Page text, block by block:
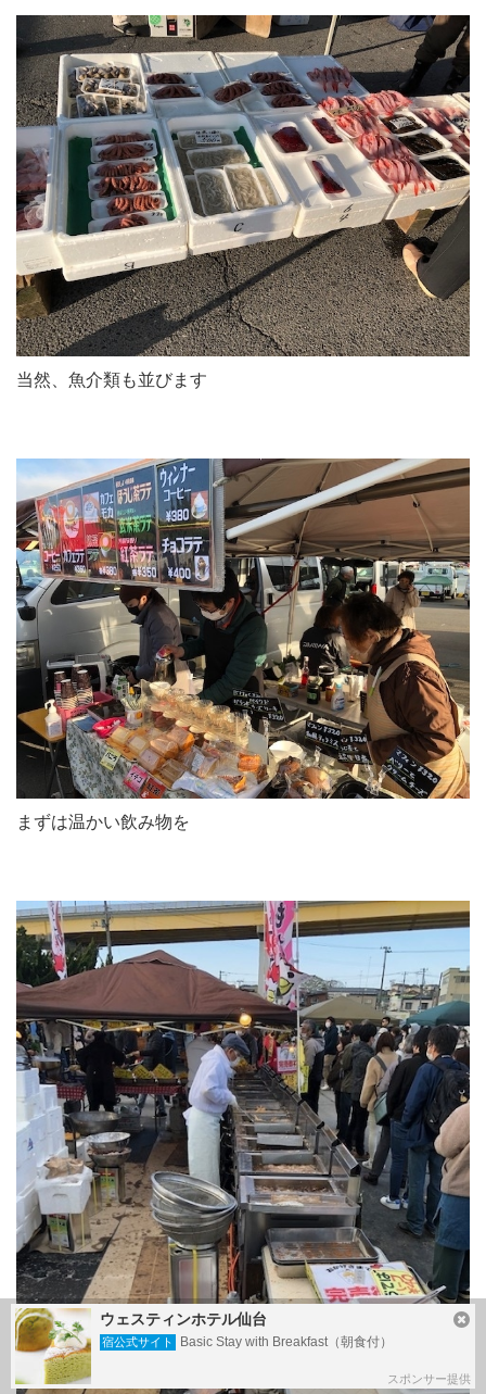
当然、魚介類も並びます
まずは温かい飲み物を
ウェスティンホテル仙台
宿公式サイト Basic Stay with Breakfast（朝食付）
スポンサー提供